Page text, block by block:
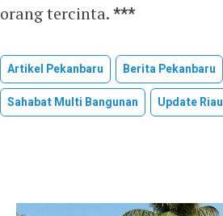
orang tercinta.***
Artikel Pekanbaru Berita Pekanbaru
Sahabat Multi Bangunan
Update Riau